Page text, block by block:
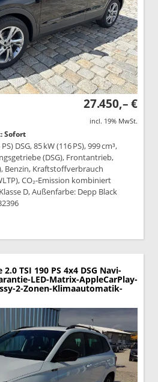
27.450,– €
incl. 19% MwSt.
Sofort
DSG, 85 kW (116 PS), 999 cm³,
(DSG), Frontantrieb,
Benzin, Kraftstoffverbrauch
CO₂-Emission kombiniert
D, Außenfarbe: Depp Black
drucken
TSI 190 PS 4x4 DSG Navi-
LED-Matrix-AppleCarPlay-
2-Zonen-Klimaautomatik-